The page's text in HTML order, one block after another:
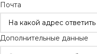
Почта
Дополнительные данные